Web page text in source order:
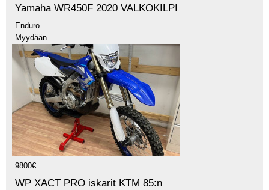
Yamaha WR450F 2020 VALKOKILPI
Enduro
Myydään
9800€
WP XACT PRO iskarit KTM 85:n